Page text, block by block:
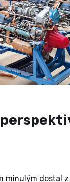
minulým